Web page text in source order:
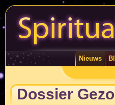
Nieuws
Dossier